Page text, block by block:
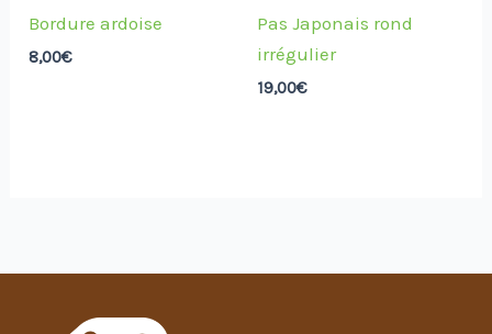
Bordure ardoise
8,00€
Pas Japonais rond
irrégulier
19,00€